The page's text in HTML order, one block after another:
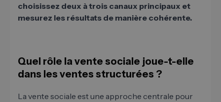
choisissez deux à trois canaux principaux et
mesurez les résultats de manière cohérente.
Quel rôle la vente sociale joue-t-elle
dans les ventes structurées ?
La vente sociale est une approche centrale pour